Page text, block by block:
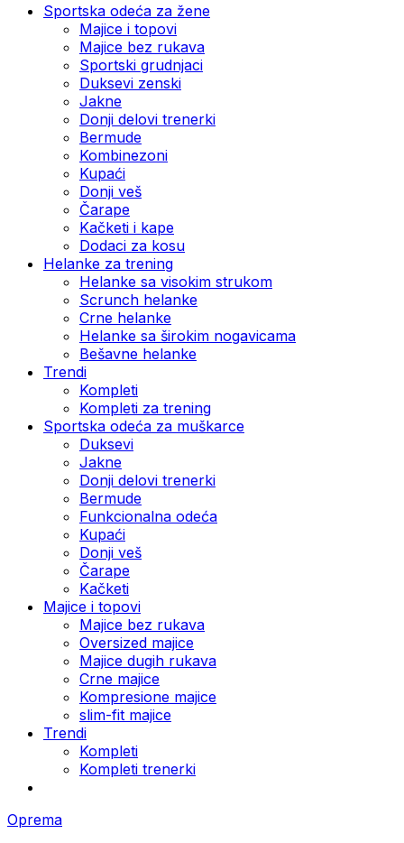
Sportska odeća za žene
Majice i topovi
Majice bez rukava
Sportski grudnjaci
Duksevi zenski
Jakne
Donji delovi trenerki
Bermude
Kombinezoni
Kupaći
Donji veš
Čarape
Kačketi i kape
Dodaci za kosu
Helanke za trening
Helanke sa visokim strukom
Scrunch helanke
Crne helanke
Helanke sa širokim nogavicama
Bešavne helanke
Trendi
Kompleti
Kompleti za trening
Sportska odeća za muškarce
Duksevi
Jakne
Donji delovi trenerki
Bermude
Funkcionalna odeća
Kupaći
Donji veš
Čarape
Kačketi
Majice i topovi
Majice bez rukava
Oversized majice
Majice dugih rukava
Crne majice
Kompresione majice
slim-fit majice
Trendi
Kompleti
Kompleti trenerki
Oprema